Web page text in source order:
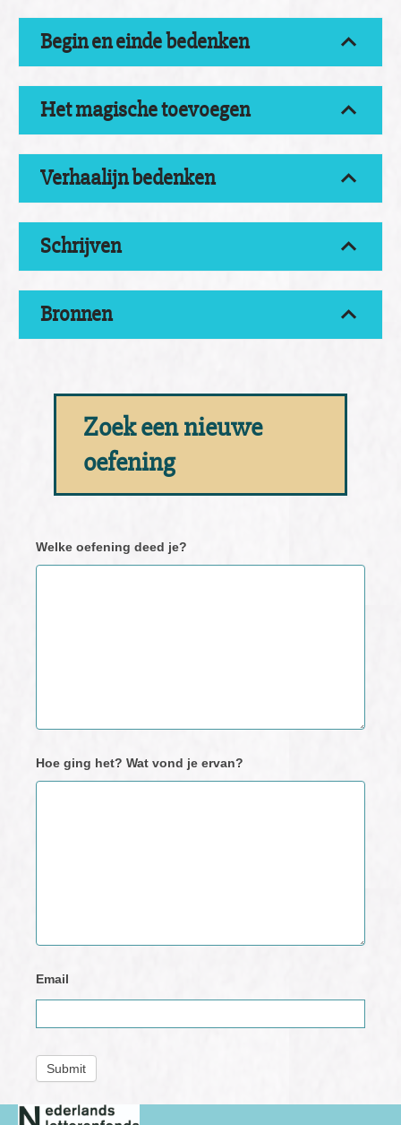
Begin en einde bedenken
Het magische toevoegen
Verhaalijn bedenken
Schrijven
Bronnen
Zoek een nieuwe
oefening
Neem
Welke oefening deed je?
Hoe ging het? Wat vond je ervan?
Email
Submit